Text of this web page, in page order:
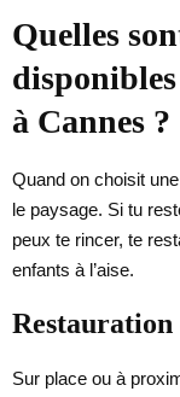
Quelles
à Cannes ?
Quand on choisit
le paysage. Si tu
peux te rincer, te
enfants à l’aise.
Restauration
Sur place ou à